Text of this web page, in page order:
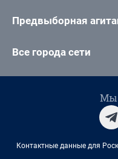
Предвыборная
Все города сети
Мы
Контактные данные для